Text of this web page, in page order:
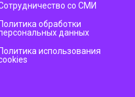
со СМИ
Политика обработки
данных
Политика использования